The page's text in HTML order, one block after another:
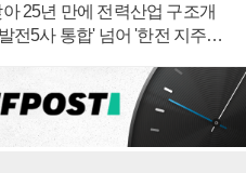
25년 만에 전력산업 구조개
전5사 통합' 넘어 '한전 지주사'